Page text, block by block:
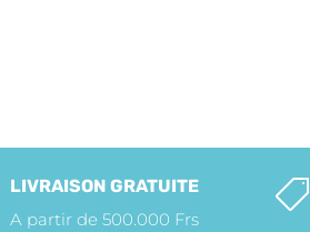
LIVRAISON GRATUITE
A partir de 500.000 Frs
